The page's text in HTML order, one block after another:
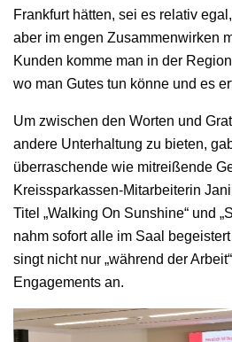
Frankfurt hätten, sei es relativ
aber im engen Zusammenwirken
Kunden komme man in der
wo man Gutes tun könne und es
Um zwischen den Worten und
andere Unterhaltung zu bieten,
überraschende wie mitreißende
Kreissparkassen-Mitarbeiterin
Titel „Walking On Sunshine“ und
nahm sofort alle im Saal
singt nicht nur „während der
Engagements an.